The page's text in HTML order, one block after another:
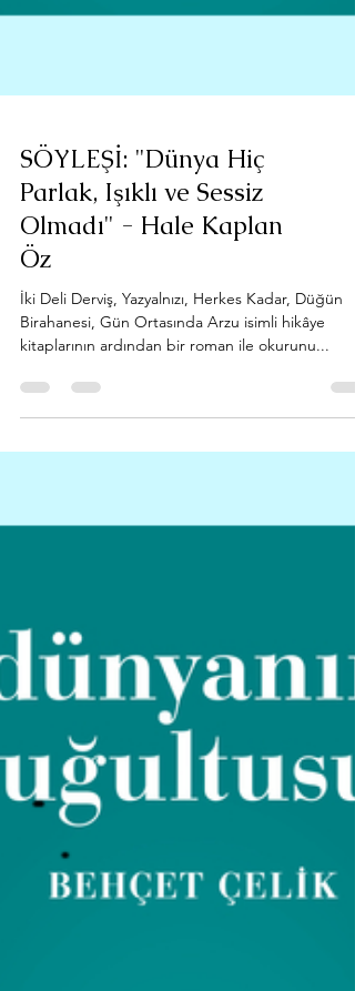
SÖYLEŞİ: "Dünya Hiç
Parlak, Işıklı ve Sessiz
Olmadı" - Hale Kaplan
Öz
İki Deli Derviş, Yazyalnızı, Herkes Kadar, Düğün
Birahanesi, Gün Ortasında Arzu isimli hikâye